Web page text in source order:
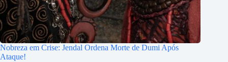
Nobreza em Crise: Jendal Ordena Morte de Dumi Após
Ataque!